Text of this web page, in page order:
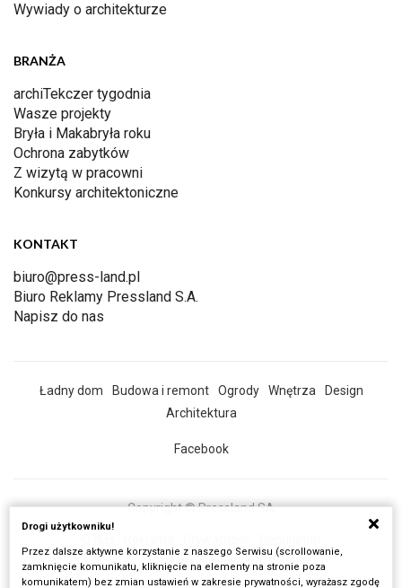
Wywiady o architekturze
BRANŻA
archiTekczer tygodnia
Wasze projekty
Bryła i Makabryła roku
Ochrona zabytków
Z wizytą w pracowni
Konkursy architektoniczne
KONTAKT
biuro@press-land.pl
Biuro Reklamy Pressland S.A.
Napisz do nas
Ładny dom Budowa i remont Ogrody Wnętrza
Design
Architektura
Facebook
Copyright © Pressland SA
Wszystkie artykuły
Drogi użytkowniku!
Przez dalsze aktywne korzystanie z naszego Serwisu (scrollowanie,
zamknięcie komunikatu, kliknięcie na elementy na stronie poza
komunikatem) bez zmian ustawień w zakresie prywatności, wyrażasz zgodę